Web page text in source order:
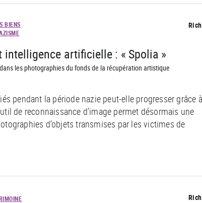
BIENS
intelligence artificielle : « Spolia »
les photographies du fonds de la récupération artistique
pendant la période nazie peut-elle progresser grâce à
de reconnaissance d’image permet désormais une
d’objets transmises par les victimes de